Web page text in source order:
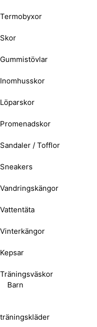
Termobyxor
Skor
Gummistövlar
Inomhusskor
Löparskor
Promenadskor
Sandaler / Tofflor
Sneakers
Vandringskängor
Vattentäta
Vinterkängor
Kepsar
Träningsväskor
Barn
träningskläder